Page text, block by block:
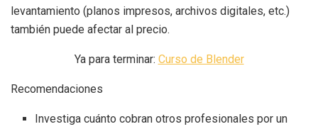
levantamiento (planos impresos, archivos digitales, etc.)
también puede afectar al precio.
Ya para terminar: Curso de Blender
Recomendaciones
Investiga cuánto cobran otros profesionales por un